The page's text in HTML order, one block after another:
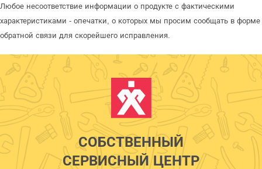
Любое несоответствие информации о продукте с фактическими
характеристиками - опечатки, о которых мы просим сообщать в форме
обратной связи для скорейшего исправления.
СОБСТВЕННЫЙ
СЕРВИСНЫЙ ЦЕНТР